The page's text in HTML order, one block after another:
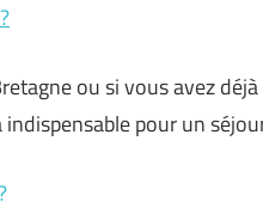
ou si vous avez
indispensable pour un